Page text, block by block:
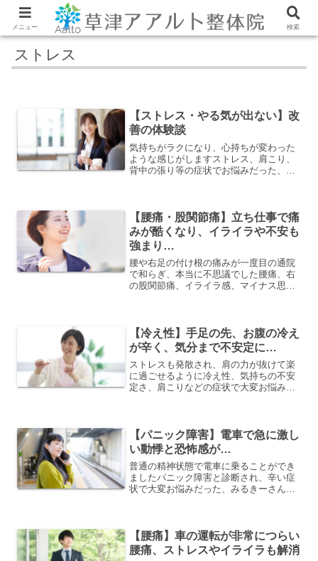
ストレス
【ストレス・やる気が出ない】改
善の体験談
気持ちがラクになり、心持ちが変わった
ような感じがしますストレス、肩こり、
背中の張り等の症状でお悩みだった、
喪失感、気持ちが上がらな...
【腰痛・股関節痛】立ち仕事で痛
みが酷くなり、イライラや不安も
強まり…
腰や右足の付け根の痛みが一度目の通院
で和らぎ、本当に不思議でした腰痛、右
の股関節痛、イライラ感、マイナス思考
立ち仕事なので不安があ...
【冷え性】手足の先、お腹の冷え
が辛く、気分まで不安定に…
ストレスも発散され、肩の力が抜けて楽
に過ごせるように冷え性、気持ちの不安
定さ、肩こりなどの症状で大変お悩みだ
が、何をやっても...
【パニック障害】電車で急に激し
い動悸と恐怖感が…
普通の精神状態で電車に乗ることができ
ましたパニック障害と診断され、辛い症
状で大変お悩みだった、みるきーさんの
ど、狭い空間にいると同じ...
【腰痛】車の運転が非常につらい
腰痛、ストレスやイライラも解消
メニュー 検索